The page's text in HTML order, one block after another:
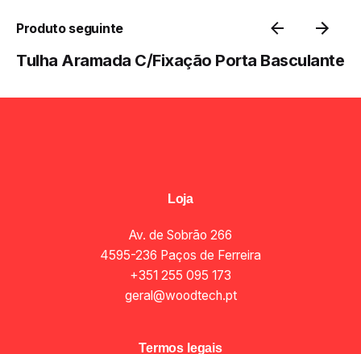
Produto seguinte
Tulha Aramada C/Fixação Porta Basculante
Loja
Av. de Sobrão 266
4595-236 Paços de Ferreira
+351 255 095 173
geral@woodtech.pt
Termos legais